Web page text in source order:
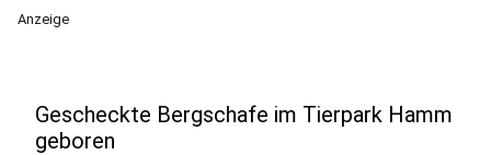
Anzeige
Gescheckte Bergschafe im Tierpark Hamm
geboren